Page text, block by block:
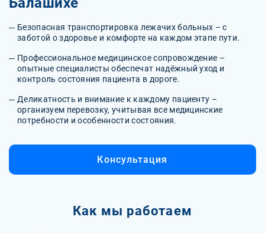
Безопасная транспортировка лежачих больных – с
заботой о здоровье и комфорте на каждом этапе пути.
Профессиональное медицинское сопровождение –
опытные специалисты обеспечат надёжный уход и
контроль состояния пациента в дороге.
Деликатность и внимание к каждому пациенту –
организуем перевозку, учитывая все медицинские
потребности и особенности состояния.
Консультация
Как мы работаем